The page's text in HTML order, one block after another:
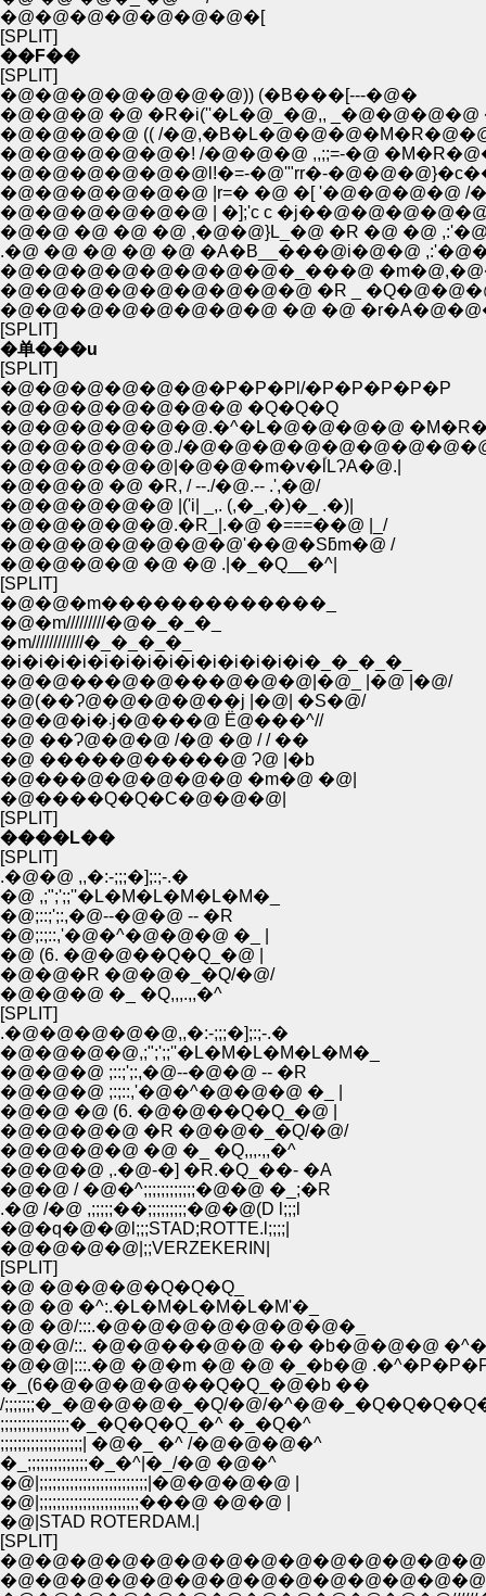
�@�@�@�@�@�@�@�[
[SPLIT]
��F��
[SPLIT]
�@�@�@�@�@�@�@)) (�B���[---�@�
�@�@�@ �@ �R�i(''�L�@_�@,, _�@�@�@�@
�@�@�@�@ (( /
�@�@�@�@�@�! /�@�@�@ ,,;;=-�@
�@�@�@�@�@�@l!�=-�@'"rr�-
�@�@�@�@�@�@ |r=� �@ �[ '�@�@�@�@ /
�@�@�@�@�@�@ | �];'c c
�@�@ �@ �@ �@ ,�@�@}L_�@ �R �@ �@
.�@ �@ �@ �@ �@ �A�B__���@i�@�@
�@�@�@�@�@�@�@�@�_���@
�@�@�@�@�@�@�@�@�@ �R _
�@�@�@�@�@�@�@�@ �@ �@
[SPLIT]
�单���u
[SPLIT]
�@�@�@�@�@�@�P�P�Pl/�P�P�P�P�P
�@�@�@�@�@�@�@ �Q�Q�Q
�@�@�@�@�@�@.�^�L�@�@�@�@
�@�@�@�@�@./
�@�@�@�@�@|�@�@�m�v�ؐlLɁA�@.|
�@�@�@ �@ �R, / --./�@.-- .',�@/
�@�@�@�@�@ |('i| _,. (,�_,�)�_ .�)|
�@�@�@�@�@.�R_|.�@ �===��@ |_/
�@�@�@�@�@�@�@'��@�Sƃm�@ /
�@�@�@�@ �@ �@ .|�_�Q__�^|
[SPLIT]
�@�@�m�������������_
�@�m/////////�@�_�_�_
�m////////////�_�_�_�_
�i�i�i�i�i�i�i�i�i�i�i�i�i�i�_�_�_�_
�@�@���@�@���@�@�@|�@_ |�@ |�@/
�@(��Ɂ@�@�@�@��j |�@| �S�@/
�@�@�i�܁j�@���@ Ё@���^//
�@ ��Ɂ@�@�@ /�@ �@ / / ��
�@ �����@�����@ Ɂ@ |�b
�@���@�@�@�@�@ �m�@ �@|
�@����Q�Q�C�@�@�@|
[SPLIT]
����L��
[SPLIT]
.�@�@ ,,�:-;;;�];:;-.�
�@ ,;";';;''�L�M�L�M�L�M�_
�@;::;';:,�@--�@�@ -- �R
�@;:;::,'�@�^�@�@�@ �_ |
�@ (6. �@�@��Q�Q_�@ |
�@�@�R �@�@�_�Q/�@/
�@�@�@ �_ �Q,,,.,,�^
[SPLIT]
.�@�@�@�@�@,,�:-;;;�];:;-.�
�@�@�@�@,;";';;''�L�M�L�M�L�M�_
�@�@�@ ;::;';:,�@--�@�@ -- �R
�@�@�@ ;:;::,'�@�^�@�@�@ �_ |
�@�@ �@ (6. �@�@��Q�Q_�@ |
�@�@�@�@ �R �@�@�_�Q/�@/
�@�@�@�@ �@ �_ �Q,,,.,,�^
�@�@�@ ,.�@-�] �R.�Q_��- �A
�@�@ / �@�^;;;;;;;;;;;;�@�@ �_;�R
.�@ /�@ ,;;;;;��;;;;;;;;;�@�@(D l;;;l
�@�q�@�@l;;;STAD;ROTTE.l;;;;|
�@�@�@�@|;;VERZEKERIN|
[SPLIT]
�@ �@�@�@�Q�Q�Q_
�@ �@ �^:.�L�M�L�M�L�M'�_
�@ �@/:::.�@�@�@�@�@�@�@�_
�@�@/::. �@�@���@�@ �� �b�@�@�@
�@�@|:::.�@ �@�m �@ �@ �_�b�@
�_(6�@�@�@�@��Q�Q_�@�b ��
/;;;;;;;�_�@�@�@�_�Q/�@/
;;;;;;;;;;;;;;;;�_�Q�Q�Q_�^ �_�Q�^
;;;;;;;;;;;;;;;;;;;| �@�_ �^ /�@�@�@�^
�_;;;;;;;;;;;;;;�_�^|�_/�@ �@�^
�@|;;;;;;;;;;;;;;;;;;;;;;;;;|�@�@�@�@ |
�@|;;;;;;;;;;;;;;;;;;;;;;;���@ �@�@ |
�@|STAD ROTERDAM.|
[SPLIT]